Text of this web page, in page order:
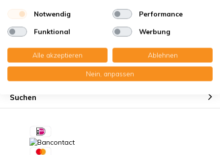
Kundendienst
Suchen
Notwendig Performance
Funktional Werbung
Alle akzeptieren Ablehnen
Nein, anpassen